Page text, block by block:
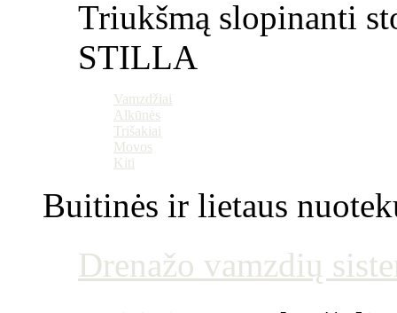
Triukšmą slopinanti
STILLA
Vamzdžiai
Alkūnės
Trišakiai
Movos
Kiti
Buitinės ir lietaus
Drenažo vamzdių